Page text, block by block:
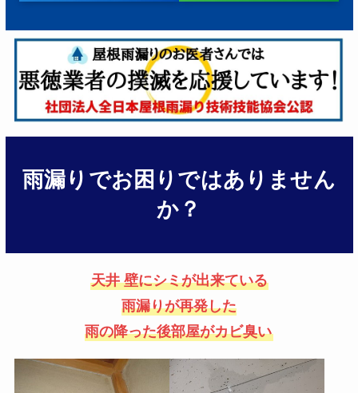
雨漏りでお困りではありません
か？
天井 壁にシミが出来ている
雨漏りが再発した
雨の降った後部屋がカビ臭い